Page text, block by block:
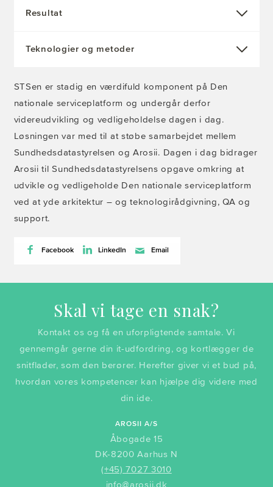
Resultat
Teknologier og metoder
STSen er stadig en værdifuld komponent på Den
nationale serviceplatform og undergår derfor
videreudvikling og vedligeholdelse dagen i dag.
Løsningen var med til at støbe samarbejdet mellem
Sundhedsdatastyrelsen og Arosii. Dagen i dag bidrager
Arosii til Sundhedsdatastyrelsens opgave omkring at
udvikle og vedligeholde Den nationale serviceplatform
ved at yde arkitektur – og teknologirådgivning, QA og
support.
Facebook LinkedIn Email
Skal vi tage en snak?
Kontakt os og få en uforpligtende samtale. Vi
gennemgår gerne din it-udfordring, og kortlægger de
snitflader, som den berører. Herefter giver vi et bud på,
hvordan vores kompetencer kan hjælpe dig videre med
din ide.
AROSII A/S
Åbogade 15
DK-8200 Aarhus N
(+45) 7027 3010
info@arosii.dk